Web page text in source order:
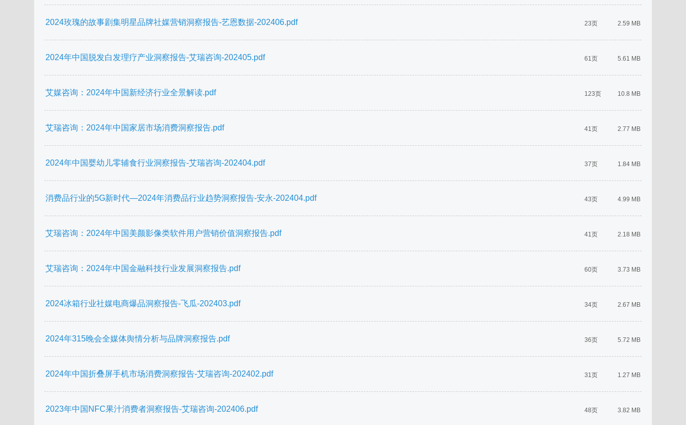
2.59 MB
23页
2024玫瑰的故事剧集明星品牌社媒营销洞察报告-艺恩数据-202406.pdf
5.61 MB
61页
2024年中国脱发白发理疗产业洞察报告-艾瑞咨询-202405.pdf
10.8 MB
123页
艾媒咨询：2024年中国新经济行业全景解读.pdf
2.77 MB
41页
艾瑞咨询：2024年中国家居市场消费洞察报告.pdf
1.84 MB
37页
2024年中国婴幼儿零辅食行业洞察报告-艾瑞咨询-202404.pdf
4.99 MB
43页
消费品行业的5G新时代—2024年消费品行业趋势洞察报告-安永-202404.pdf
2.18 MB
41页
艾瑞咨询：2024年中国美颜影像类软件用户营销价值洞察报告.pdf
3.73 MB
60页
艾瑞咨询：2024年中国金融科技行业发展洞察报告.pdf
2.67 MB
34页
2024冰箱行业社媒电商爆品洞察报告-飞瓜-202403.pdf
5.72 MB
36页
2024年315晚会全媒体舆情分析与品牌洞察报告.pdf
1.27 MB
31页
2024年中国折叠屏手机市场消费洞察报告-艾瑞咨询-202402.pdf
3.82 MB
48页
2023年中国NFC果汁消费者洞察报告-艾瑞咨询-202406.pdf